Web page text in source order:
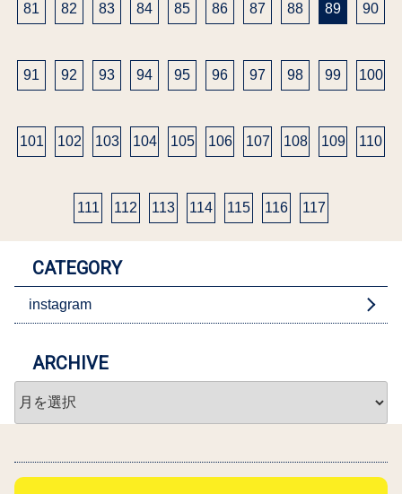
81 82 83 84 85 86 87 88 89 90
91 92 93 94 95 96 97 98 99 100
101 102 103 104 105 106 107 108 109 110
111 112 113 114 115 116 117
CATEGORY
instagram
ARCHIVE